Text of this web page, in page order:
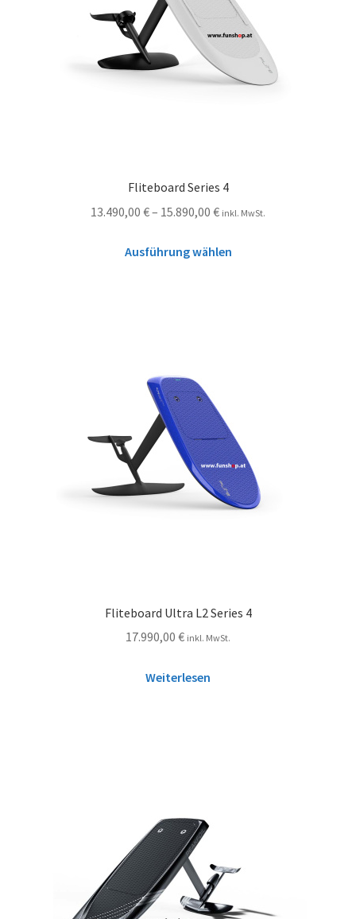
Fliteboard Series 4
13.490,00 €– 15.890,00 € inkl. MwSt.
Ausführung wählen
Fliteboard Ultra L2 Series 4
17.990,00 € inkl. MwSt.
Weiterlesen